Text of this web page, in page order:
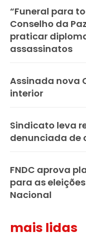
“Funeral para
Conselho da
praticar
assassinatos
Assinada nova
interior
Sindicato leva
denunciada de
FNDC aprova
para as
Nacional
mais lidas